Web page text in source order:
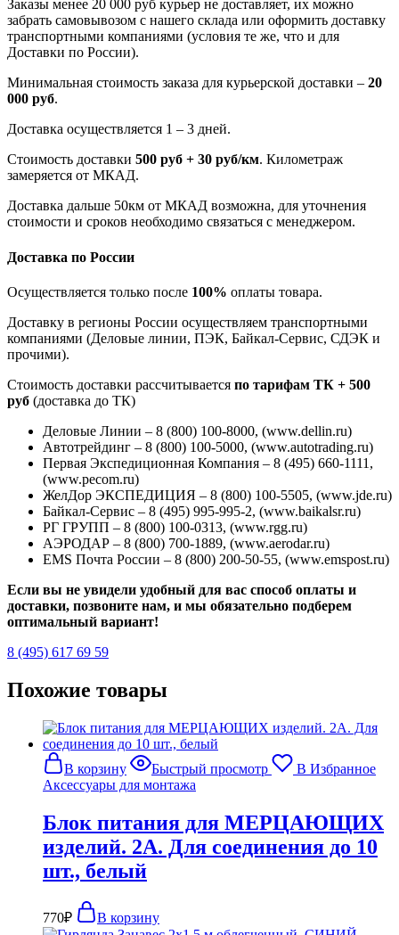
Заказы менее 20 000 руб курьер не доставляет, их можно
забрать самовывозом с нашего склада или оформить доставку
транспортными компаниями (условия те же, что и для
Доставки по России).
Минимальная стоимость заказа для курьерской доставки – 20
000 руб.
Доставка осуществляется 1 – 3 дней.
Стоимость доставки 500 руб + 30 руб/км. Километраж
замеряется от МКАД.
Доставка дальше 50км от МКАД возможна, для уточнения
стоимости и сроков необходимо связаться с менеджером.
Доставка по России
Осуществляется только после 100% оплаты товара.
Доставку в регионы России осуществляем транспортными
компаниями (Деловые линии, ПЭК, Байкал-Сервис, СДЭК и
прочими).
Стоимость доставки рассчитывается по тарифам ТК + 500
руб (доставка до ТК)
Деловые Линии – 8 (800) 100-8000, (www.dellin.ru)
Автотрейдинг – 8 (800) 100-5000, (www.autotrading.ru)
Первая Экспедиционная Компания – 8 (495) 660-1111,
(www.pecom.ru)
ЖелДор ЭКСПЕДИЦИЯ – 8 (800) 100-5505, (www.jde.ru)
Байкал-Сервис – 8 (495) 995-995-2, (www.baikalsr.ru)
РГ ГРУПП – 8 (800) 100-0313, (www.rgg.ru)
АЭРОДАР – 8 (800) 700-1889, (www.aerodar.ru)
EMS Почта России – 8 (800) 200-50-55, (www.emspost.ru)
Если вы не увидели удобный для вас способ оплаты и
доставки, позвоните нам, и мы обязательно подберем
оптимальный вариант!
8 (495) 617 69 59
Похожие товары
В корзину Быстрый просмотр
В Избранное
Аксессуары для монтажа
Блок питания для МЕРЦАЮЩИХ
изделий. 2А. Для соединения до 10
шт., белый
770₽ В корзину